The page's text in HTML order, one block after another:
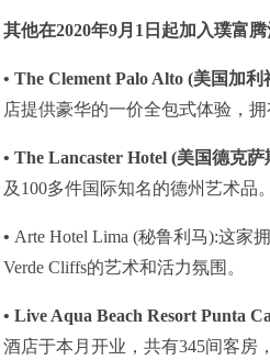
其他在2020年9月1日起加入璞富
• The Clement Palo Alto (美国加
店提供豪华的一价全包式体验，
• The Lancaster Hotel (美国德克
及100多件国际知名的德州艺术品。
• Arte Hotel Lima (秘鲁利马):这家
Verde Cliffs的艺术和活力氛围。
• Live Aqua Beach Resort Punta
酒店于本月开业，共有345间客房